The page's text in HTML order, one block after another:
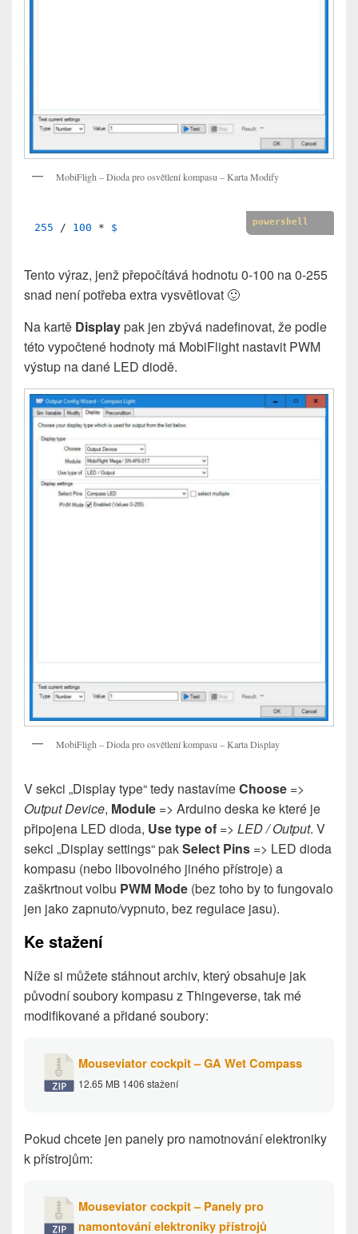
MobiFligh – Dioda pro osvětlení kompasu – Karta Modify
powershell
255 / 100 * $
Tento výraz, jenž přepočítává hodnotu 0-100 na 0-255
snad není potřeba extra vysvětlovat 🙂
Na kartě Displaypak jen zbývá nadefinovat, že podle
této vypočtené hodnoty má MobiFlight nastavit PWM
výstup na dané LED diodě.
MobiFligh – Dioda pro osvětlení kompasu – Karta Display
V sekci „Display type“ tedy nastavímeChoose =>
Output Device, Module => Arduino deska ke které je
připojena LED dioda, Use type of => LED / Output. V
sekci „Display settings“ pakSelect Pins => LED dioda
kompasu (nebo libovolného jiného přístroje) a
zaškrtnout volbu PWM Mode (bez toho by to fungovalo
jen jako zapnuto/vypnuto, bez regulace jasu).
Ke stažení
Níže si můžete stáhnout archiv, který obsahuje jak
původní soubory kompasu z Thingeverse, tak mé
modifikované a přidané soubory:
Mouseviator cockpit – GA Wet Compass
12.65 MB 1406 stažení
Pokud chcete jen panely pro namotnování elektroniky
k přístrojům:
Mouseviator cockpit – Panely pro
namontování elektroniky přístrojů